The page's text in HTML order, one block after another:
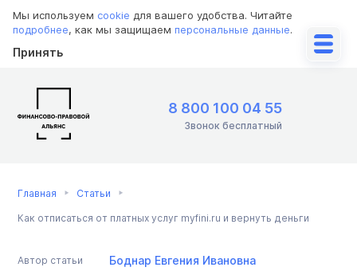
Мы используем cookie для вашего удобства. Читайте
подробнее, как мы защищаем персональные данные.
Принять
8 800 100 04 55
Звонок бесплатный
Главная Статьи
Как отписаться от платных услуг myfini.ru и вернуть деньги
Автор статьи Боднар Евгения Ивановна